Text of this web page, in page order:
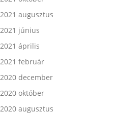
2021 augusztus
2021 június
2021 április
2021 február
2020 december
2020 október
2020 augusztus